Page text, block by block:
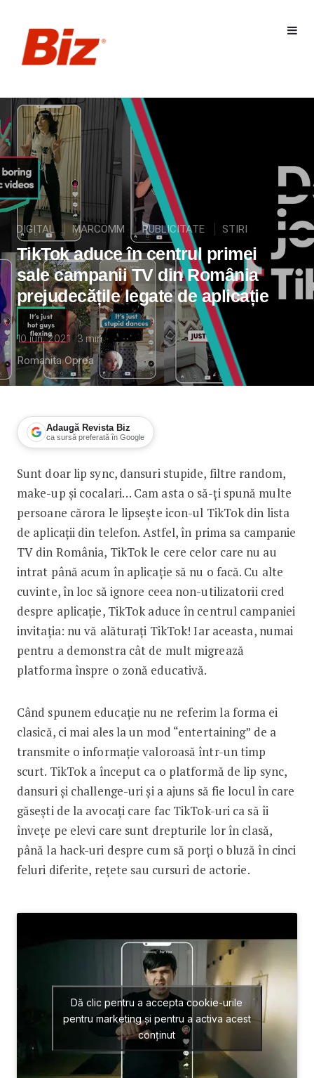
DIGITAL MARCOMM PUBLICITATE STIRI
TikTok aduce în centrul primei
sale campanii TV din România
prejudecățile legate de aplicație
10 iun. 2021 3 min
Romanita Oprea
Adaugă Revista Biz
ca sursă preferată în Google
TikTok aduce în centrul primei sale
Sunt doar lip sync, dansuri stupide, filtre random,
make-up și cocalari… Cam asta o să-ți spună multe
persoane cărora le lipsește icon-ul TikTok din lista
de aplicații din telefon. Astfel, în prima sa campanie
TV din România, TikTok le cere celor care nu au
intrat până acum în aplicație să nu o facă. Cu alte
cuvinte, în loc să ignore ceea non-utilizatorii cred
despre aplicație, TikTok aduce în centrul campaniei
invitația: nu vă alăturați TikTok! Iar aceasta, numai
pentru a demonstra cât de mult migrează
platforma înspre o zonă educativă.
Când spunem educație nu ne referim la forma ei
clasică, ci mai ales la un mod “entertaining” de a
transmite o informație valoroasă într-un timp
scurt. TikTok a început ca o platformă de lip sync,
dansuri și challenge-uri și a ajuns să fie locul în care
găsești de la avocați care fac TikTok-uri ca să îi
învețe pe elevi care sunt drepturile lor în clasă,
până la hack-uri despre cum să porți o bluză în cinci
feluri diferite, rețete sau cursuri de actorie.
Dă clic pentru a accepta cookie-urile
pentru marketing și pentru a activa acest
conținut